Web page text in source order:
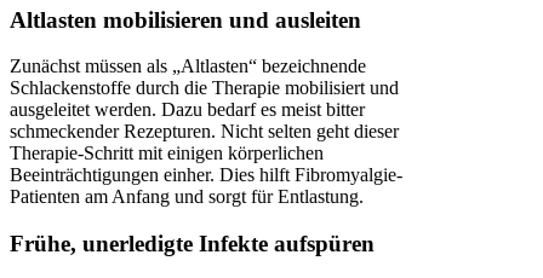
Altlasten mobilisieren und ausleiten
Zunächst müssen als „Altlasten“ bezeichnende
Schlackenstoffe durch die Therapie mobilisiert und
ausgeleitet werden. Dazu bedarf es meist bitter
schmeckender Rezepturen. Nicht selten geht dieser
Therapie-Schritt mit einigen körperlichen
Beeinträchtigungen einher. Dies hilft Fibromyalgie-
Patienten am Anfang und sorgt für Entlastung.
Frühe, unerledigte Infekte aufspüren